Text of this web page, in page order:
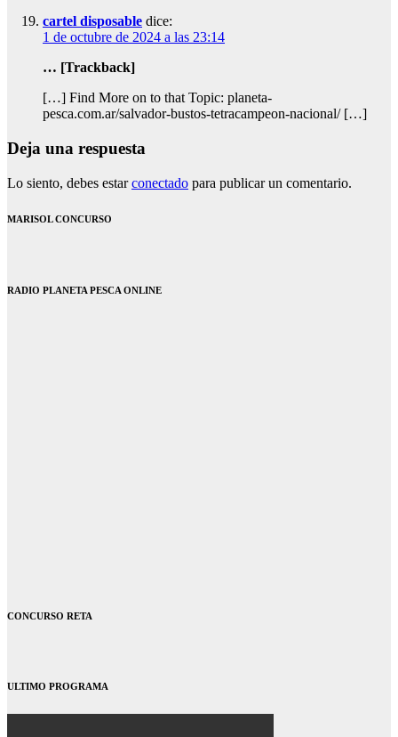
cartel disposable dice:
1 de octubre de 2024 a las 23:14
… [Trackback]
[…] Find More on to that Topic: planeta-
pesca.com.ar/salvador-bustos-tetracampeon-nacional/ […]
Deja una respuesta
Lo siento, debes estarconectado para publicar un comentario.
MARISOL CONCURSO
RADIO PLANETA PESCA ONLINE
CONCURSO RETA
ULTIMO PROGRAMA